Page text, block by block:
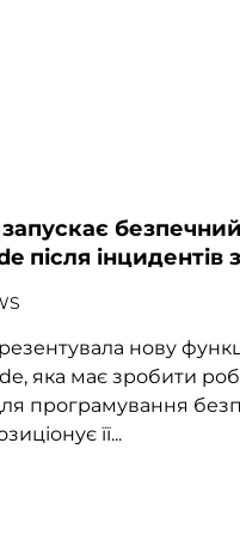
після інцидентів
нову
яка має зробити
програмування
її...